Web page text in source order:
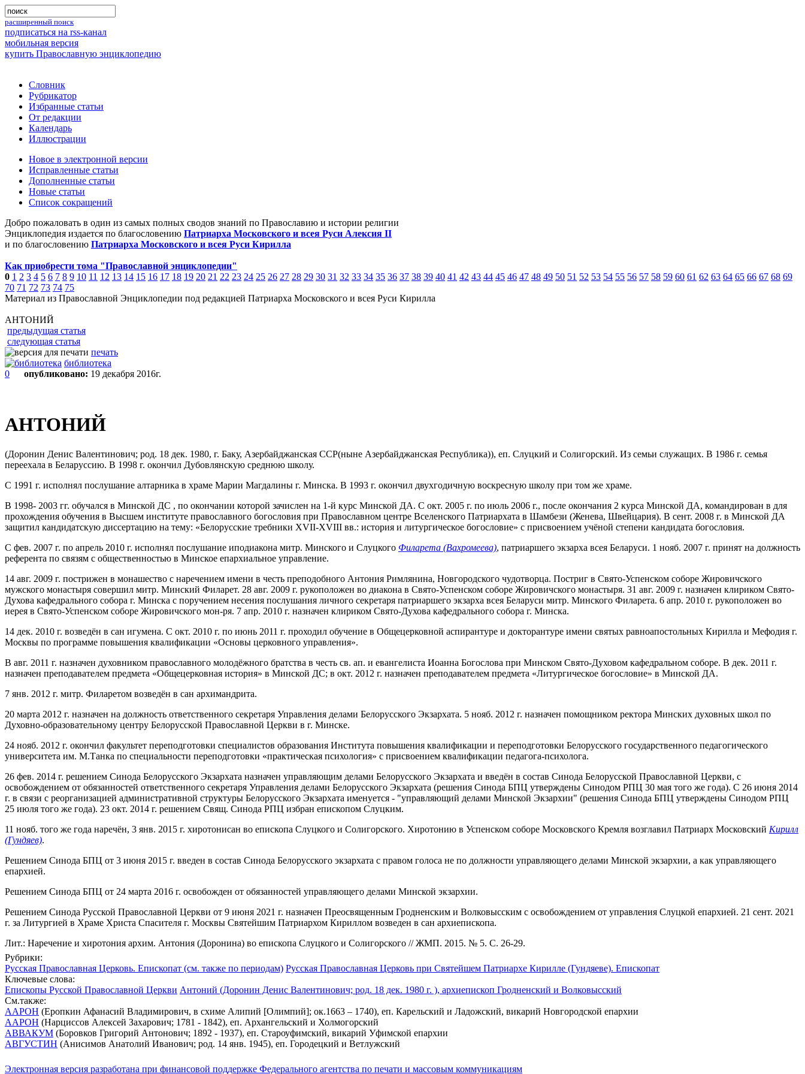
расширенный поиск
подписаться на rss-канал
мобильная версия
купить Православную энциклопедию
Словник
Рубрикатор
Избранные статьи
От редакции
Календарь
Иллюстрации
Новое в электронной версии
Исправленные статьи
Дополненные статьи
Новые статьи
Список сокращений
Добро пожаловать в один из самых полных сводов знаний по Православию и истории религии
Энциклопедия издается по благословению Патриарха Московского и всея Руси Алексия II
и по благословению Патриарха Московского и всея Руси Кирилла
Как приобрести тома "Православной энциклопедии"
0 1 2 3 4 5 6 7 8 9 10 11 12 13 14 15 16 17 18 19 20 21 22 23 24 25 26 27 28 29 30 31 32 33 34 35 36 37 38 39 40 41 42 43 44 45 46 47 48 49 50 51 52 53 54 55 56 57 58 59 60 61 62 63 64 65 66 67 68 69
70 71 72 73 74 75
Материал из Православной Энциклопедии под редакцией Патриарха Московского и всея Руси Кирилла
АНТОНИЙ
предыдущая статья
следующая статья
печать
библиотека
0
опубликовано: 19 декабря 2016г.
АНТОНИЙ
(Доронин Денис Валентинович; род. 18 дек. 1980, г. Баку, Азербайджанская ССР(ныне Азербайджанская Республика)), еп. Слуцкий и Солигорский. Из семьи служащих. В 1986 г. семья
переехала в Беларуссию. В 1998 г. окончил Дубовлянскую среднюю школу.
С 1991 г. исполнял послушание алтарника в храме Марии Магдалины г. Минска. В 1993 г. окончил двухгодичную воскресную школу при том же храме.
В 1998- 2003 гг. обучался в Минской ДС , по окончании которой зачислен на 1-й курс Минской ДА. С окт. 2005 г. по июль 2006 г., после окончания 2 курса Минской ДА, командирован в для
прохождения обучения в Высшем институте православного богословия при Православном центре Вселенского Патриархата в Шамбези (Женева, Швейцария). В сент. 2008 г. в Минской ДА
защитил кандидатскую диссертацию на тему: «Белорусские требники XVII-XVIII вв.: история и литургическое богословие» с присвоением учёной степени кандидата богословия.
С фев. 2007 г. по апрель 2010 г. исполнял послушание иподиакона митр. Минского и Слуцкого Филарета (Вахромеева), патриаршего экзарха всея Беларуси. 1 нояб. 2007 г. принят на должность
референта по связям с общественностью в Минское епархиальное управление.
14 авг. 2009 г. пострижен в монашество с наречением имени в честь преподобного Антония Римлянина, Новгородского чудотворца. Постриг в Свято-Успенском соборе Жировичского
мужского монастыря совершил митр. Минский Филарет. 28 авг. 2009 г. рукоположен во диакона в Свято-Успенском соборе Жировичского монастыря. 31 авг. 2009 г. назначен клириком Свято-
Духова кафедрального собора г. Минска с поручением несения послушания личного секретаря патриаршего экзарха всея Беларуси митр. Минского Филарета. 6 апр. 2010 г. рукоположен во
иерея в Свято-Успенском соборе Жировичского мон-ря. 7 апр. 2010 г. назначен клириком Свято-Духова кафедрального собора г. Минска.
14 дек. 2010 г. возведён в сан игумена. С окт. 2010 г. по июнь 2011 г. проходил обучение в Общецерковной аспирантуре и докторантуре имени святых равноапостольных Кирилла и Мефодия г.
Москвы по программе повышения квалификации «Основы церковного управления».
В авг. 2011 г. назначен духовником православного молодёжного братства в честь св. ап. и евангелиста Иоанна Богослова при Минском Свято-Духовом кафедральном соборе. В дек. 2011 г.
назначен преподавателем предмета «Общецерковная история» в Минской ДС; в окт. 2012 г. назначен преподавателем предмета «Литургическое богословие» в Минской ДА.
7 янв. 2012 г. митр. Филаретом возведён в сан архимандрита.
20 марта 2012 г. назначен на должность ответственного секретаря Управления делами Белорусского Экзархата. 5 нояб. 2012 г. назначен помощником ректора Минских духовных школ по
Духовно-образовательному центру Белорусской Православной Церкви в г. Минске.
24 нояб. 2012 г. окончил факультет переподготовки специалистов образования Института повышения квалификации и переподготовки Белорусского государственного педагогического
университета им. М.Танка по специальности переподготовки «практическая психология» с присвоением квалификации педагога-психолога.
26 фев. 2014 г. решением Синода Белорусского Экзархата назначен управляющим делами Белорусского Экзархата и введён в состав Синода Белорусской Православной Церкви, с
освобождением от обязанностей ответственного секретаря Управления делами Белорусского Экзархата (решения Синода БПЦ утверждены Синодом РПЦ 30 мая того же года). С 26 июня 2014
г. в связи с реорганизацией административной структуры Белорусского Экзархата именуется - "управляющий делами Минской Экзархии" (решения Синода БПЦ утверждены Синодом РПЦ
25 июля того же года). 23 окт. 2014 г. решением Свящ. Синода РПЦ избран епископом Слуцким.
11 нояб. того же года наречён, 3 янв. 2015 г. хиротонисан во епископа Слуцкого и Солигорского. Хиротонию в Успенском соборе Московского Кремля возглавил Патриарх Московский Кирилл
(Гундяев).
Решением Синода БПЦ от 3 июня 2015 г. введен в состав Синода Белорусского экзархата с правом голоса не по должности управляющего делами Минской экзархии, а как управляющего
епархией.
Решением Синода БПЦ от 24 марта 2016 г. освобожден от обязанностей управляющего делами Минской экзархии.
Решением Синода Русской Православной Церкви от 9 июня 2021 г. назначен Преосвященным Гродненским и Волковысским с освобождением от управления Слуцкой епархией. 21 сент. 2021
г. за Литургией в Храме Христа Спасителя г. Москвы Святейшим Патриархом Кириллом возведен в сан архиепископа.
Лит.: Наречение и хиротония архим. Антония (Доронина) во епископа Слуцкого и Солигорского // ЖМП. 2015. № 5. С. 26-29.
Рубрики:
Русская Православная Церковь. Епископат (см. также по периодам) Русская Православная Церковь при Святейшем Патриархе Кирилле (Гундяеве). Епископат
Ключевые слова:
Епископы Русской Православной Церкви Антоний (Доронин Денис Валентинович; род. 18 дек. 1980 г. ), архиепископ Гродненский и Волковысский
См.также:
ААРОН (Еропкин Афанасий Владимирович, в схиме Алипий [Олимпий]; ок.1663 – 1740), еп. Карельский и Ладожский, викарий Новгородской епархии
ААРОН (Нарциссов Алексей Захарович; 1781 - 1842), еп. Архангельский и Холмогорский
АВВАКУМ (Боровков Григорий Антонович; 1892 - 1937), еп. Староуфимский, викарий Уфимской епархии
АВГУСТИН (Анисимов Анатолий Иванович; род. 14 янв. 1945), еп. Городецкий и Ветлужский
Электронная версия разработана при финансовой поддержке Федерального агентства по печати и массовым коммуникациям